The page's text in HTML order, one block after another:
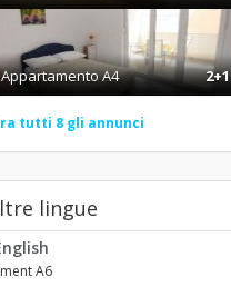
A4 2+1
tutti 8 gli annunci
lingue
A6